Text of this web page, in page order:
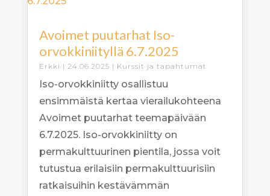
Avoimet puutarhat Iso-
orvokkiniityllä 6.7.2025
Erkki | 24.06.2025 | Kurssit ja tapahtumat
Iso-orvokkiniitty osallistuu
ensimmäistä kertaa vierailukohteena
Avoimet puutarhat teemapäivään
6.7.2025. Iso-orvokkiniitty on
permakulttuurinen pientila, jossa voit
tutustua erilaisiin permakulttuurisiin
ratkaisuihin kestävämmän